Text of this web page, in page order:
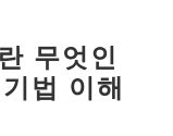
무엇인
법 이해